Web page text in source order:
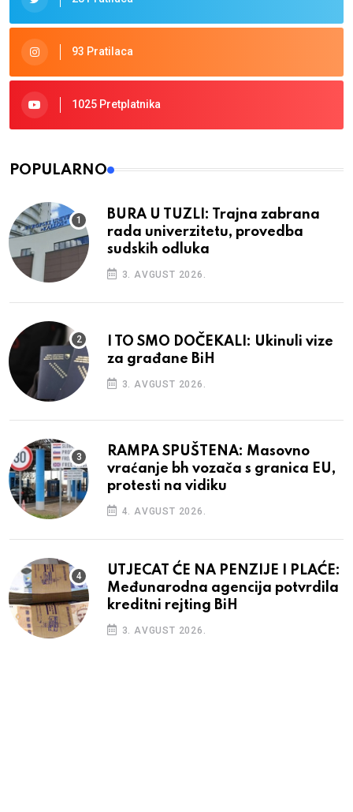
93 Pratilaca
1025 Pretplatnika
POPULARNO
BURA U TUZLI: Trajna zabrana
rada univerzitetu, provedba
sudskih odluka
3. AVGUST 2026.
I TO SMO DOČEKALI: Ukinuli vize
za građane BiH
3. AVGUST 2026.
RAMPA SPUŠTENA: Masovno
vraćanje bh vozača s granica EU,
protesti na vidiku
4. AVGUST 2026.
UTJECAT ĆE NA PENZIJE I PLAĆE:
Međunarodna agencija potvrdila
kreditni rejting BiH
3. AVGUST 2026.